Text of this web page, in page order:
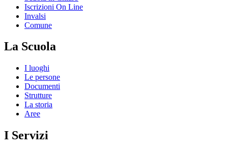
Iscrizioni On Line
Invalsi
Comune
La Scuola
I luoghi
Le persone
Documenti
Strutture
La storia
Aree
I Servizi